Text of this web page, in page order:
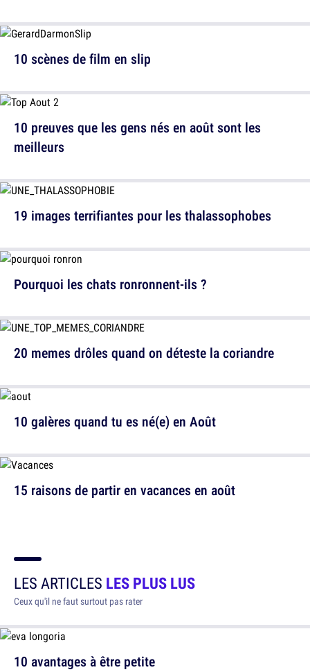
10 preuves que les gens nés en août sont les
meilleurs
Pourquoi les chats ronronnent-ils ?
10 galères quand tu es né(e) en Août
10 scènes de film en slip
19 images terrifiantes pour les thalassophobes
20 memes drôles quand on déteste la coriandre
15 raisons de partir en vacances en août
LES ARTICLES LES PLUS LUS
Ceux qu'il ne faut surtout pas rater
10 avantages à être petite